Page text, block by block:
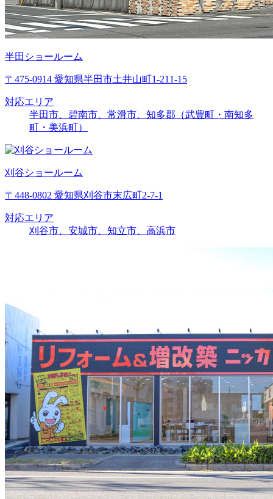
半田ショールーム
〒475-0914 愛知県半田市土井山町1-211-15
対応エリア
半田市、碧南市、常滑市、知多郡（武豊町・南知多
町・美浜町）
刈谷ショールーム
〒448-0802 愛知県刈谷市末広町2-7-1
対応エリア
刈谷市、安城市、知立市、高浜市